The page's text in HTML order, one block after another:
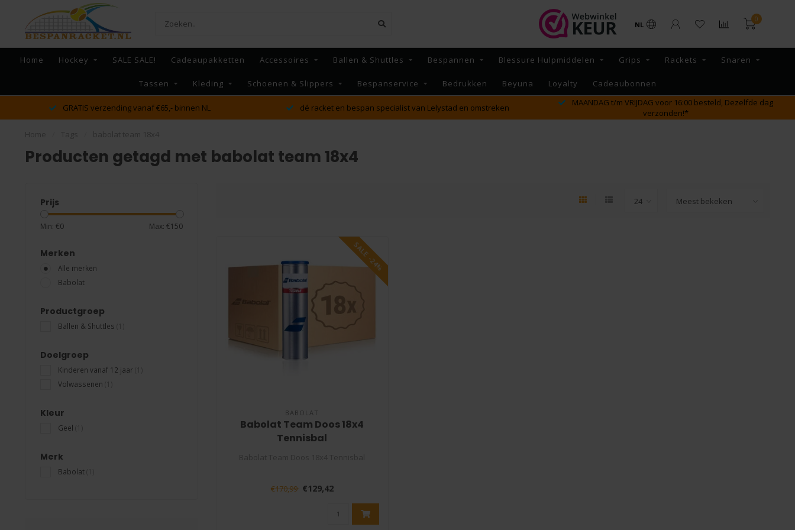
NL
0
Home Hockey SALE SALE! Cadeaupakketten Accessoires Ballen & Shuttles Bespannen Blessure Hulpmiddelen Grips Rackets Snaren
Tassen Kleding Schoenen & Slippers Bespanservice Bedrukken Beyuna Loyalty Cadeaubonnen
GRATIS verzending vanaf €65,- binnen NL dé racket en bespan specialist van Lelystad en omstreken
MAANDAG t/m VRIJDAG voor 16:00 besteld, Dezelfde dag
verzonden!*
Producten getagd met babolat team 18x4
Prijs
Min: €0 Max: €150
Merken
Alle merken
Babolat
Productgroep
Ballen & Shuttles
Doelgroep
Kinderen vanaf 12 jaar
Volwassenen
Kleur
Geel
Merk
Babolat
SALE -24%
BABOLAT
Babolat Team Doos 18x4
Tennisbal
De Babolat Team tennisbal is een
€170,99 €129,42